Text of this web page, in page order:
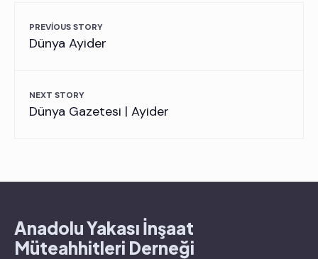
PREVIOUS STORY
Dünya Ayider
NEXT STORY
Dünya Gazetesi | Ayider
Anadolu Yakası İnşaat
Müteahhitleri Derneği